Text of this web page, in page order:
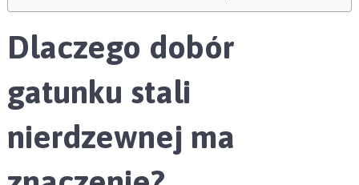
Dlaczego dobór
gatunku stali
nierdzewnej ma